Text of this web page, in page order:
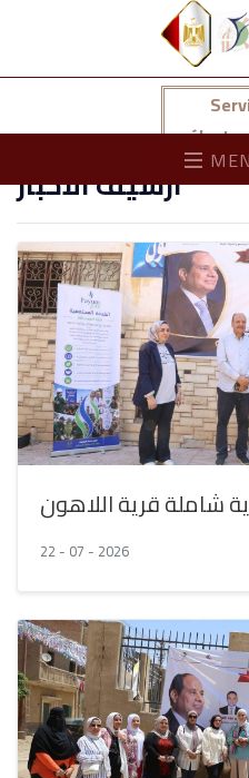
Total Visitors: 45732707 |
وتنمية البيئة
ارشيف الاخبار
شاملة قرية اللاهون
22 - 07 - 2026